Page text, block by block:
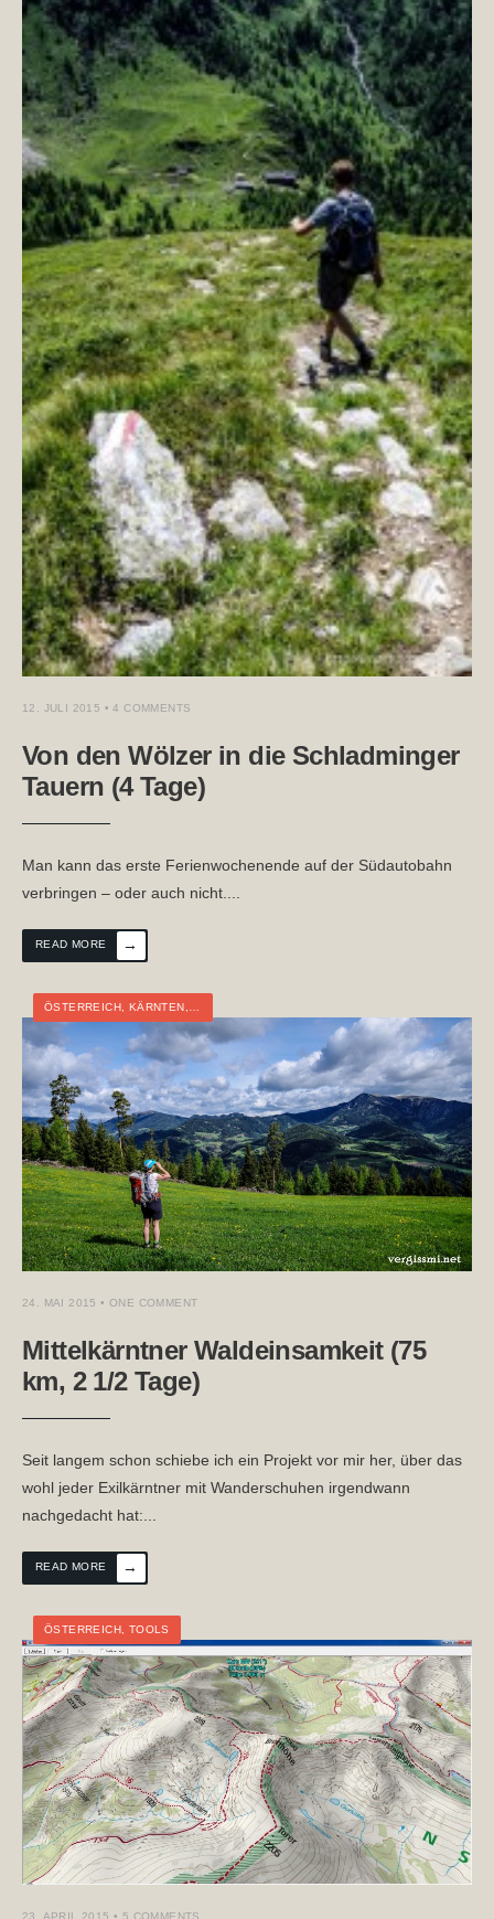
12. JULI 2015 • 4 COMMENTS
Von den Wölzer in die Schladminger
Tauern (4 Tage)
Man kann das erste Ferienwochenende auf der Südautobahn
verbringen – oder auch nicht....
READ MORE →
ÖSTERREICH, KÄRNTEN, MEHRTAGESTOUR
24. MAI 2015 • ONE COMMENT
Mittelkärntner Waldeinsamkeit (75
km, 2 1/2 Tage)
Seit langem schon schiebe ich ein Projekt vor mir her, über das
wohl jeder Exilkärntner mit Wanderschuhen irgendwann
nachgedacht hat:
READ MORE →
ÖSTERREICH TOOLS
23. APRIL 2015 • 5 COMMENTS